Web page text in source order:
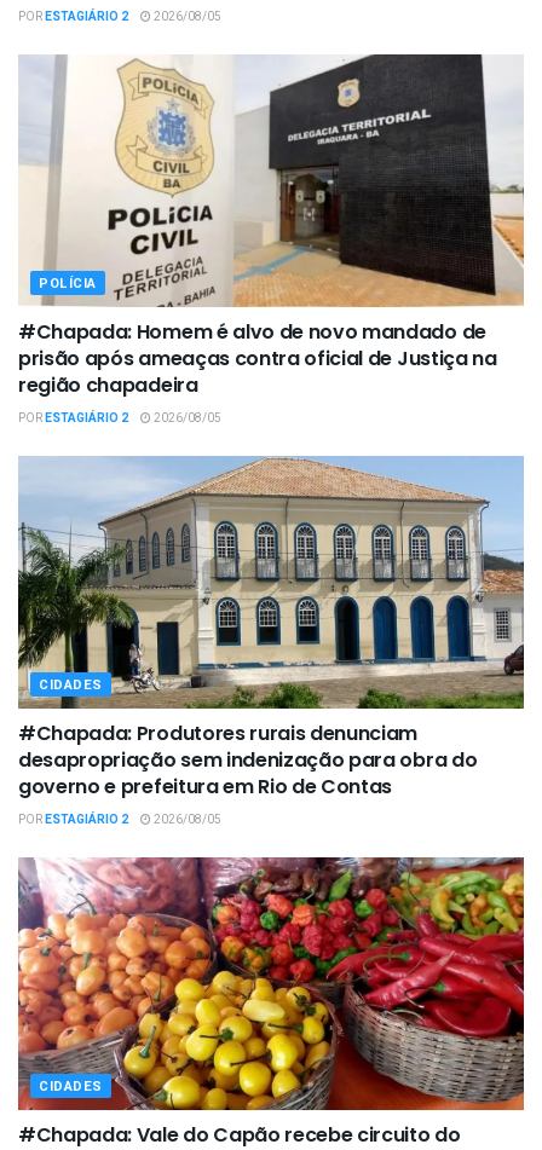
PORESTAGIÁRIO 2 2026/08/05
POLÍCIA
#Chapada: Homem é alvo de novo mandado de
prisão após ameaças contra oficial de Justiça na
região chapadeira
PORESTAGIÁRIO 2 2026/08/05
CIDADES
#Chapada: Produtores rurais denunciam
desapropriação sem indenização para obra do
governo e prefeitura em Rio de Contas
PORESTAGIÁRIO 2 2026/08/05
CIDADES
#Chapada: Vale do Capão recebe circuito do